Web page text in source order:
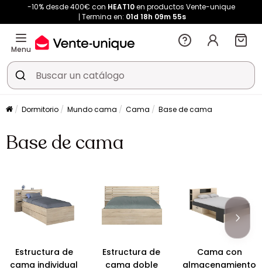
-10% desde 400€ con HEAT10en productos Vente-unique
Termina en: 01d 18h 09m 55s
Menu
Dormitorio Mundo cama Cama Base de cama
Base de cama
Estructura de
cama individual
Estructura de
cama doble
Cama con
almacenamiento